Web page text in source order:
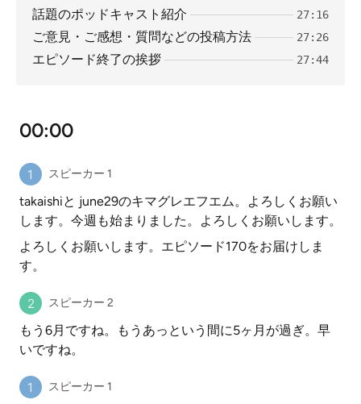
話題のポッドキャスト紹介 27:16
ご意見・ご感想・質問などの投稿方法 27:26
エピソード終了の挨拶 27:44
00:00
スピーカー 1
takaishiと june29のキマグレエフエム。よろしくお願い
します。今週も始まりました。よろしくお願いします。
よろしくお願いします。エピソード170をお届けしま
す。
スピーカー 2
もう6月ですね。もうあっという間に5ヶ月が過ぎ。早
いですね。
スピーカー 1